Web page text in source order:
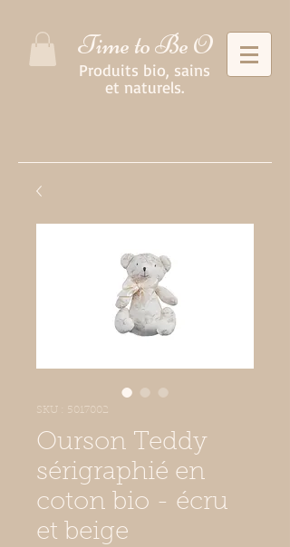
Time to Be O
Produits bio, sains
et naturels.
SKU : 5017002
Ourson Teddy
sérigraphié en
coton bio - écru
et beige